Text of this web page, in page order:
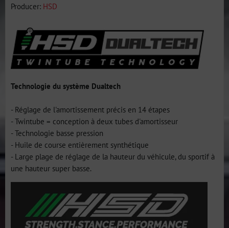
Producer: HSD
Technologie du système Dualtech
- Réglage de l'amortissement précis en 14 étapes
- Twintube = conception à deux tubes d'amortisseur
- Technologie basse pression
- Huile de course entièrement synthétique
- Large plage de réglage de la hauteur du véhicule, du sportif à
une hauteur super basse.